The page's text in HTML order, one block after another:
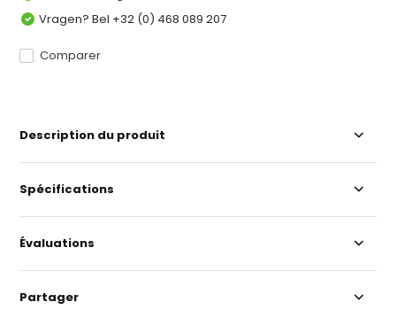
Vragen? Bel +32 (0) 468 089 207
Comparer
Description du produit
Spécifications
Évaluations
Partager